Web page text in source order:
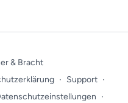
& Bracht
∙ Support ∙
∙